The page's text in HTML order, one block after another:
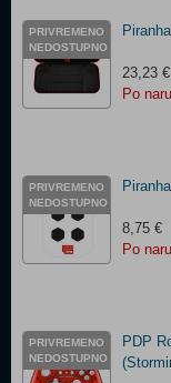
PRIVREMENO
NEDOSTUPNO
23,23 €
Po
PRIVREMENO
NEDOSTUPNO
8,75 €
Po
PRIVREMENO
NEDOSTUPNO
PDP